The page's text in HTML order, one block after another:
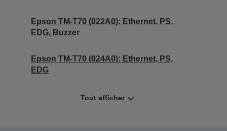
Epson TM-T70 (022A0): Ethernet, PS,
EDG, Buzzer
Epson TM-T70 (024A0): Ethernet, PS,
EDG
Tout afficher